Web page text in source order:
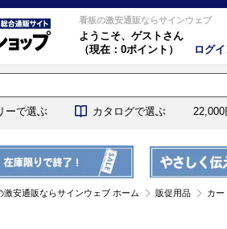
看板の激安通販ならサインウェブ
ようこそ、 ゲストさん
（現在：0ポイント）
ログ
ーで選ぶ カタログで選ぶ
激安通販ならサインウェブ ホーム 販促用品 カー